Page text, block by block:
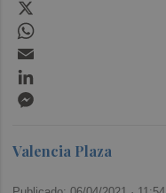
Valencia Plaza